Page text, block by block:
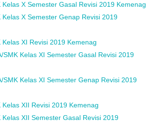
Kelas X Semester Gasal Revisi 2019 Kemenag
Kelas X Semester Genap Revisi 2019
Kelas XI Revisi 2019 Kemenag
SMK Kelas XI Semester Gasal Revisi 2019
SMK Kelas XI Semester Genap Revisi 2019
Kelas XII Revisi 2019 Kemenag
Kelas XII Semester Gasal Revisi 2019